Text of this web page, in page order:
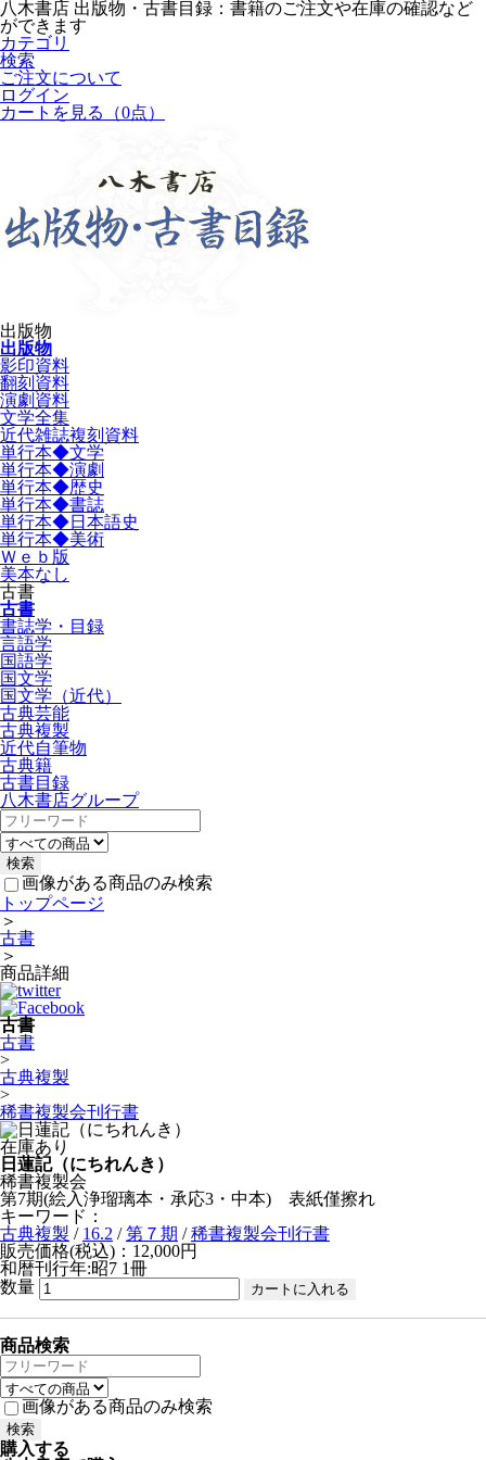
八木書店 出版物・古書目録：書籍のご注文や在庫の確認など
ができます
カテゴリ
検索
ご注文について
ログイン
カートを見る
（0点）
出版物
出版物
影印資料
翻刻資料
演劇資料
文学全集
近代雑誌複刻資料
単行本◆文学
単行本◆演劇
単行本◆歴史
単行本◆書誌
単行本◆日本語史
単行本◆美術
Ｗｅｂ版
美本なし
古書
古書
書誌学・目録
言語学
国語学
国文学
国文学（近代）
古典芸能
古典複製
近代自筆物
古典籍
古書目録
八木書店グループ
画像がある商品のみ検索
トップページ
＞
古書
＞
商品詳細
古書
古書
>
古典複製
>
稀書複製会刊行書
在庫あり
日蓮記（にちれんき）
稀書複製会
第7期(絵入浄瑠璃本・承応3・中本) 表紙僅擦れ
キーワード：
古典複製 / 16.2 /第７期 /稀書複製会刊行書
販売価格(税込)：12,000円
和暦刊行年:昭7 1冊
数量
商品検索
画像がある商品のみ検索
購入する